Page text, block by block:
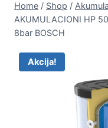
Home / Shop /
AKUMULACIONI HP
8bar BOSCH
Akcija!